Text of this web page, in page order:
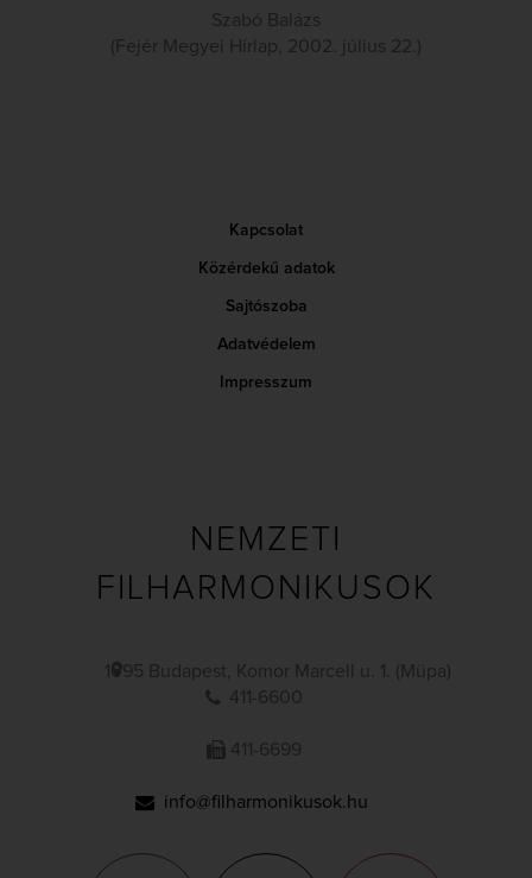
Szabó Balázs
(Fejér Megyei Hírlap, 2002. július 22.)
Kapcsolat
Közérdekű adatok
Sajtószoba
Adatvédelem
Impresszum
NEMZETI
FILHARMONIKUSOK
1095 Budapest, Komor Marcell u. 1. (Müpa)
411-6600
411-6699
info@filharmonikusok.hu